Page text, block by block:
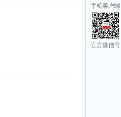
手机客户端
官方微信号